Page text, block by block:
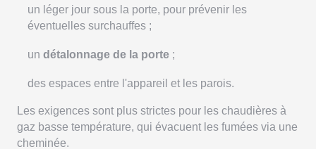
un léger jour sous la porte, pour prévenir les
éventuelles surchauffes ;
un détalonnage de la porte ;
des espaces entre l'appareil et les parois.
Les exigences sont plus strictes pour les chaudières à
gaz basse température, qui évacuent les fumées via une
cheminée.